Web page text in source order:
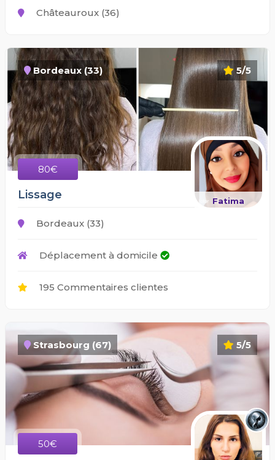
Châteauroux (36)
5/5
Bordeaux (33)
80€
Fatima
Lissage
Bordeaux (33)
Déplacement à domicile
195 Commentaires clientes
5/5
Strasbourg (67)
50€